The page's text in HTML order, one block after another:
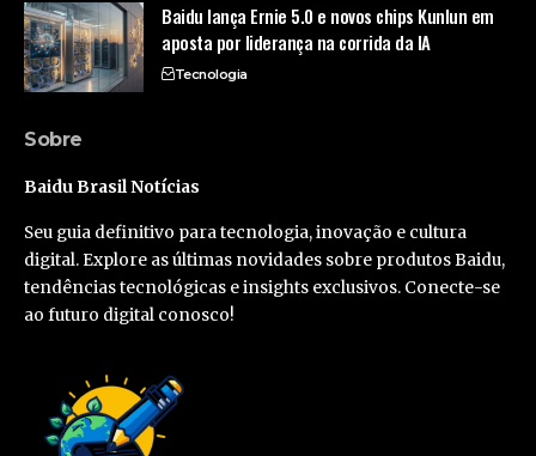
Baidu lança Ernie 5.0 e novos chips Kunlun em
aposta por liderança na corrida da IA
Tecnologia
Sobre
Baidu Brasil Notícias
Seu guia definitivo para tecnologia, inovação e cultura
digital. Explore as últimas novidades sobre produtos Baidu,
tendências tecnológicas e insights exclusivos. Conecte-se
ao futuro digital conosco!